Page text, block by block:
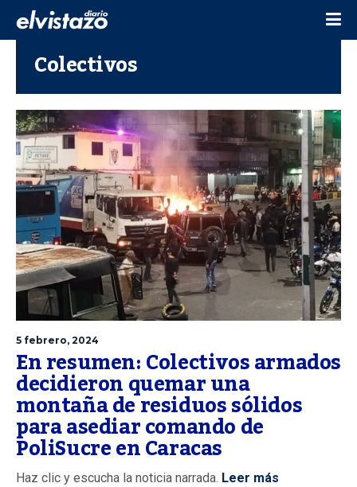
Colectivos
5 febrero, 2024
En resumen: Colectivos armados
decidieron quemar una
montaña de residuos sólidos
para asediar comando de
PoliSucre en Caracas
Haz clic y escucha la noticia narrada. Leer más